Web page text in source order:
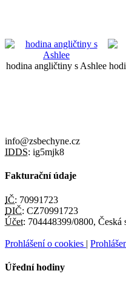
hodina angličtiny s Ashlee
info@zsbechyne.cz
IDDS: ig5mjk8
Fakturační údaje
IČ: 70991723
DIČ: CZ70991723
Účet: 704448399/0800, Česká
Prohlášení o cookies |
Úřední hodiny